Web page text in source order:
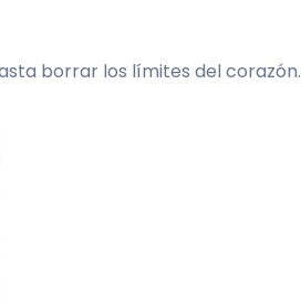
borrar los límites del corazón.